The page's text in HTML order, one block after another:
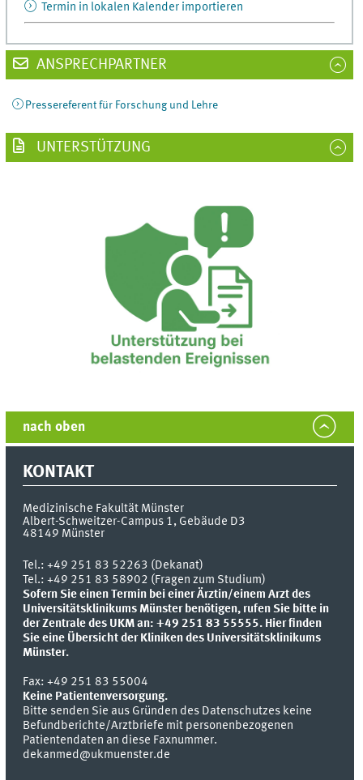
Termin in lokalen Kalender importieren
ANSPRECHPARTNER
Pressereferent für Forschung und Lehre
UNTERSTÜTZUNG
nach oben
KONTAKT
Medizinische Fakultät Münster
Albert-Schweitzer-Campus 1, Gebäude D3
48149 Münster
Tel.:+49 251 83 52263 (Dekanat)
Tel.: +49 251 83 58902 (Fragen zum Studium)
Sofern Sie einen Termin bei einer Ärztin/einem Arzt des
Universitätsklinikums Münster benötigen, rufen Sie bitte in
der Zentrale des UKM an: +49 251 83 55555. Hier finden
Sie eine Übersicht der Kliniken des Universitätsklinikums
Münster.
Fax:+49 251 83 55004
Keine Patientenversorgung.
Bitte senden Sie aus Gründen des Datenschutzes keine
Befundberichte/Arztbriefe mit personenbezogenen
Patientendaten an diese Faxnummer.
dekanmed@ukmuenster.de